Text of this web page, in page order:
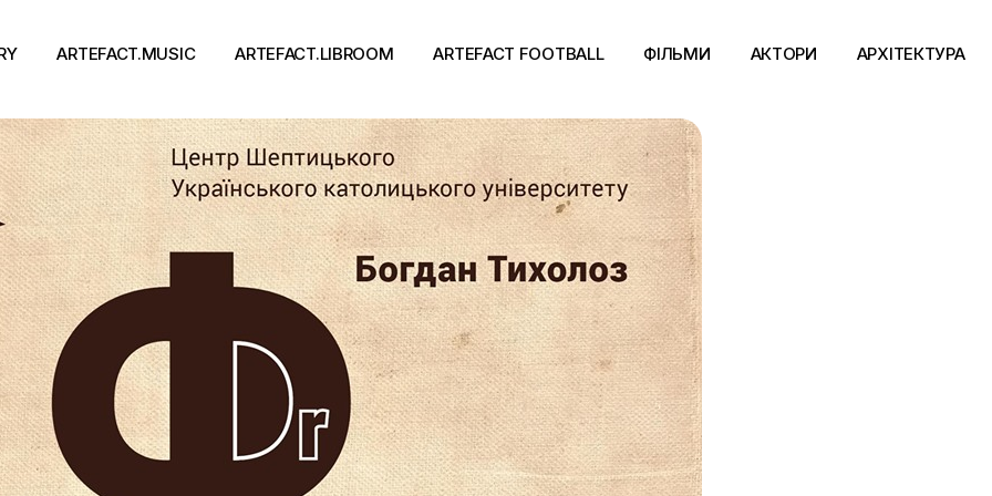
ARTEFACT.MUSIC
Виконавці
Альбоми
Концерти
ARTEFACT.LIBROOM
Книги
Письменники
Події
ARTEFACT FOOTBALL ФІЛЬМИ АКТОРИ АРХІТЕКТУРА